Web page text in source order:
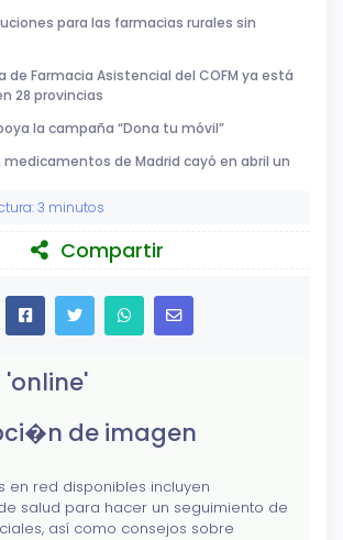
para las farmacias rurales sin
de Farmacia Asistencial del COFM ya está
28 provincias
la campaña “Dona tu móvil”
medicamentos de Madrid cayó en abril un
3 minutos
Compartir
'online'
en red disponibles incluyen
salud para hacer un seguimiento de
así como consejos sobre